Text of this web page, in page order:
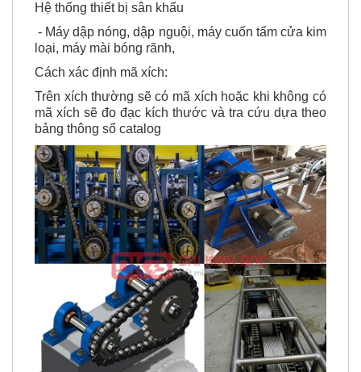
Hệ thống thiết bị sân khấu
- Máy dập nóng, dập nguội, máy cuốn tấm cửa kim
loại, máy mài bóng rãnh,
Cách xác định mã xích:
Trên xích thường sẽ có mã xích hoặc khi không có
mã xích sẽ đo đạc kích thước và tra cứu dựa theo
bảng thông số catalog